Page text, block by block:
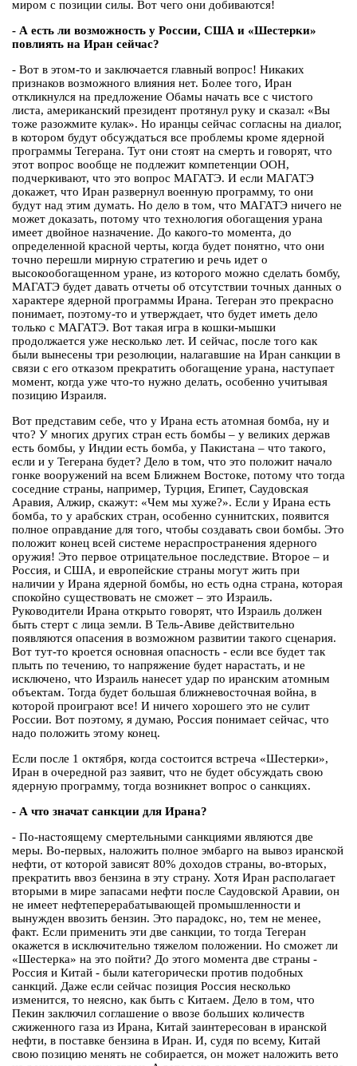
миром с позиции силы. Вот чего они добиваются!
- А есть ли возможность у России, США и «Шестерки»
повлиять на Иран сейчас?
- Вот в этом-то и заключается главный вопрос! Никаких
признаков возможного влияния нет. Более того, Иран
откликнулся на предложение Обамы начать все с чистого
листа, американский президент протянул руку и сказал: «Вы
тоже разожмите кулак». Но иранцы сейчас согласны на диалог,
в котором будут обсуждаться все проблемы кроме ядерной
программы Тегерана. Тут они стоят на смерть и говорят, что
этот вопрос вообще не подлежит компетенции ООН,
подчеркивают, что это вопрос МАГАТЭ. И если МАГАТЭ
докажет, что Иран развернул военную программу, то они
будут над этим думать. Но дело в том, что МАГАТЭ ничего не
может доказать, потому что технология обогащения урана
имеет двойное назначение. До какого-то момента, до
определенной красной черты, когда будет понятно, что они
точно перешли мирную стратегию и речь идет о
высокообогащенном уране, из которого можно сделать бомбу,
МАГАТЭ будет давать отчеты об отсутствии точных данных о
характере ядерной программы Ирана. Тегеран это прекрасно
понимает, поэтому-то и утверждает, что будет иметь дело
только с МАГАТЭ. Вот такая игра в кошки-мышки
продолжается уже несколько лет. И сейчас, после того как
были вынесены три резолюции, налагавшие на Иран санкции в
связи с его отказом прекратить обогащение урана, наступает
момент, когда уже что-то нужно делать, особенно учитывая
позицию Израиля.
Вот представим себе, что у Ирана есть атомная бомба, ну и
что? У многих других стран есть бомбы – у великих держав
есть бомбы, у Индии есть бомба, у Пакистана – что такого,
если и у Тегерана будет? Дело в том, что это положит начало
гонке вооружений на всем Ближнем Востоке, потому что тогда
соседние страны, например, Турция, Египет, Саудовская
Аравия, Алжир, скажут: «Чем мы хуже?». Если у Ирана есть
бомба, то у арабских стран, особенно суннитских, появится
полное оправдание для того, чтобы создавать свои бомбы. Это
положит конец всей системе нераспространения ядерного
оружия! Это первое отрицательное последствие. Второе – и
Россия, и США, и европейские страны могут жить при
наличии у Ирана ядерной бомбы, но есть одна страна, которая
спокойно существовать не сможет – это Израиль.
Руководители Ирана открыто говорят, что Израиль должен
быть стерт с лица земли. В Тель-Авиве действительно
появляются опасения в возможном развитии такого сценария.
Вот тут-то кроется основная опасность - если все будет так
плыть по течению, то напряжение будет нарастать, и не
исключено, что Израиль нанесет удар по иранским атомным
объектам. Тогда будет большая ближневосточная война, в
которой проиграют все! И ничего хорошего это не сулит
России. Вот поэтому, я думаю, Россия понимает сейчас, что
надо положить этому конец.
Если после 1 октября, когда состоится встреча «Шестерки»,
Иран в очередной раз заявит, что не будет обсуждать свою
ядерную программу, тогда возникнет вопрос о санкциях.
- А что значат санкции для Ирана?
- По-настоящему смертельными санкциями являются две
меры. Во-первых, наложить полное эмбарго на вывоз иранской
нефти, от которой зависят 80% доходов страны, во-вторых,
прекратить ввоз бензина в эту страну. Хотя Иран располагает
вторыми в мире запасами нефти после Саудовской Аравии, он
не имеет нефтеперерабатывающей промышленности и
вынужден ввозить бензин. Это парадокс, но, тем не менее,
факт. Если применить эти две санкции, то тогда Тегеран
окажется в исключительно тяжелом положении. Но сможет ли
«Шестерка» на это пойти? До этого момента две страны -
Россия и Китай - были категорически против подобных
санкций. Даже если сейчас позиция Россия несколько
изменится, то неясно, как быть с Китаем. Дело в том, что
Пекин заключил соглашение о ввозе больших количеств
сжиженного газа из Ирана, Китай заинтересован в иранской
нефти, в поставке бензина в Иран. И, судя по всему, Китай
свою позицию менять не собирается, он может наложить вето